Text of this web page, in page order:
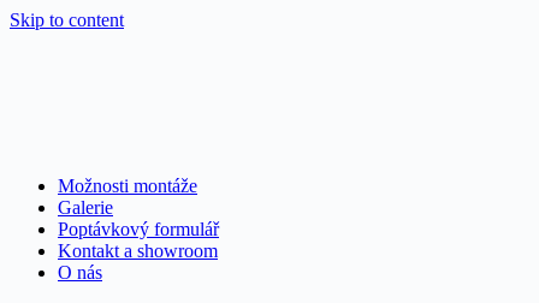
Skip to content
Možnosti montáže
Galerie
Poptávkový formulář
Kontakt a showroom
O nás